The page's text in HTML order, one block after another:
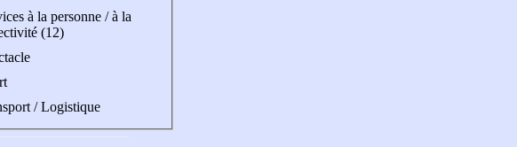
à la personne / à la
(12)
/ Logistique